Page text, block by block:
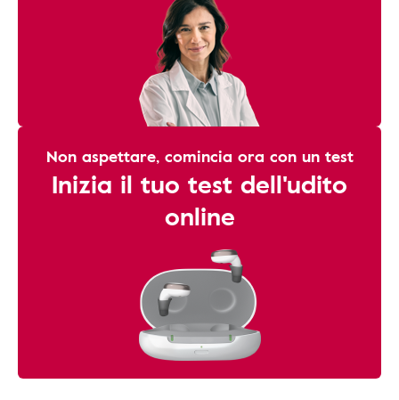
Non aspettare, comincia ora con un test
Inizia il tuo test dell'udito
online